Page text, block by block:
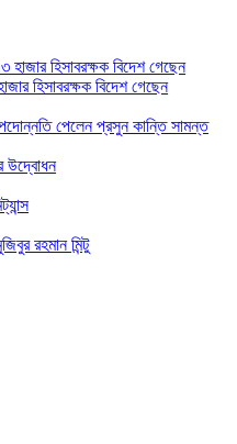
হিসাবরক্ষক বিদেশ গেছেন
পেলেন প্রসুন কান্তি সামন্ত
উদ্বোধন
রহমান মিন্টু